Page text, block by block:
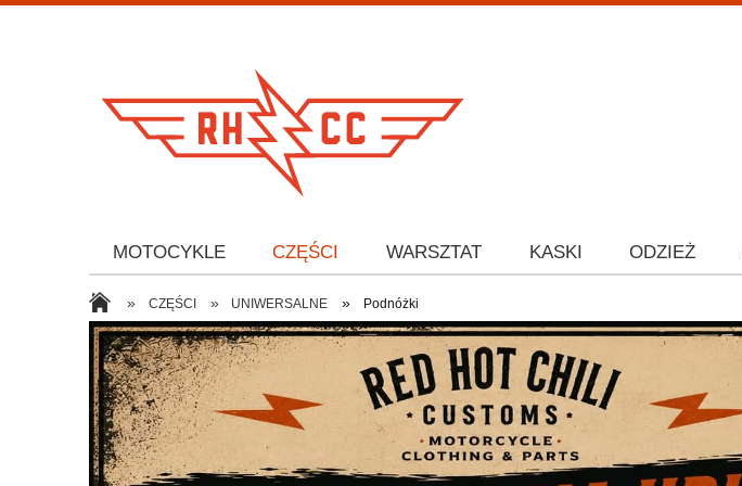
MOTOCYKLE CZĘŚCI WARSZTAT KASKI ODZIEŻ
» CZĘŚCI » UNIWERSALNE » Podnóżki